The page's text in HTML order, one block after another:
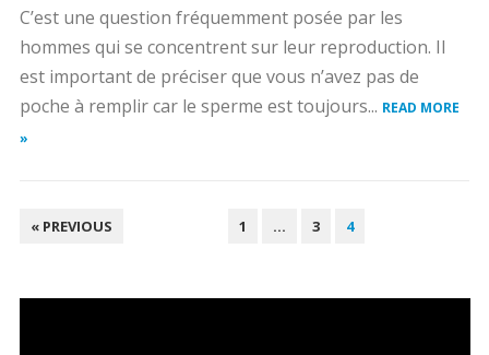
C’est une question fréquemment posée par les
hommes qui se concentrent sur leur reproduction. Il
est important de préciser que vous n’avez pas de
poche à remplir car le sperme est toujours... READ MORE
»
PAGINATION
« PREVIOUS 1 … 3 4